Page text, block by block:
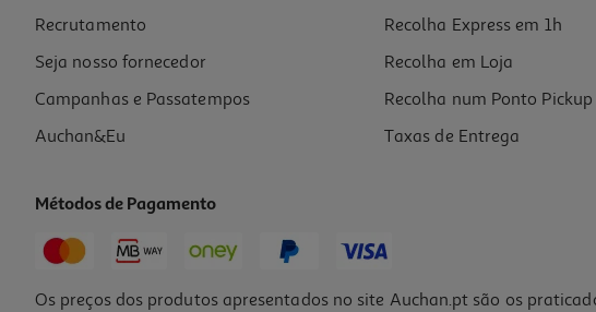
9,99 €
Recrutamento
Seja nosso fornecedor
Campanhas e Passatempos
Auchan&Eu
Recolha Express em 1h
Recolha em Loja
Recolha num Ponto Pickup
Taxas de Entrega
Métodos de Pagamento
Os preços dos produtos apresentados no site Auchan.pt são os